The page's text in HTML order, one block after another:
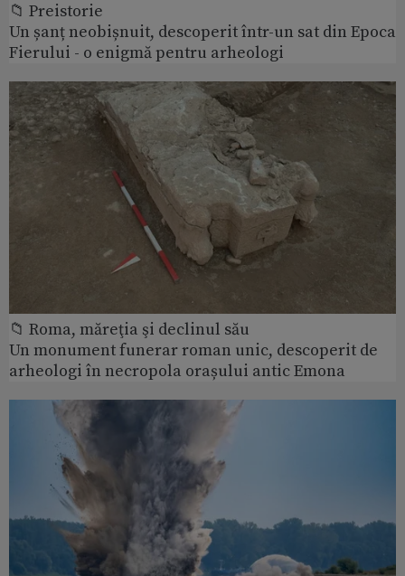
📁 Preistorie
Un șanț neobișnuit, descoperit într-un sat din Epoca
Fierului - o enigmă pentru arheologi
📁 Roma, măreţia şi declinul său
Un monument funerar roman unic, descoperit de
arheologi în necropola orașului antic Emona